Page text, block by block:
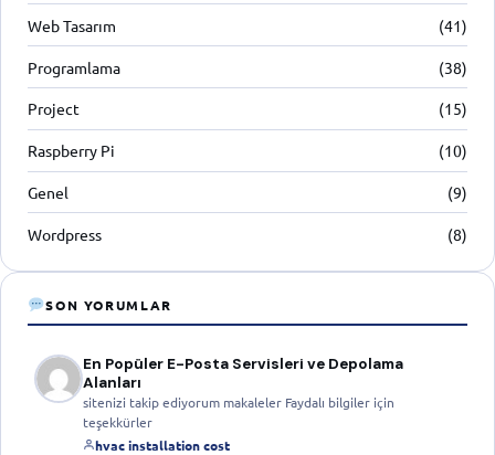
Web Tasarım (41)
Programlama (38)
Project (15)
Raspberry Pi (10)
Genel (9)
Wordpress (8)
SON YORUMLAR
En Popüler E-Posta Servisleri ve Depolama
Alanları
sitenizi takip ediyorum makaleler Faydalı bilgiler için
teşekkürler
hvac installation cost